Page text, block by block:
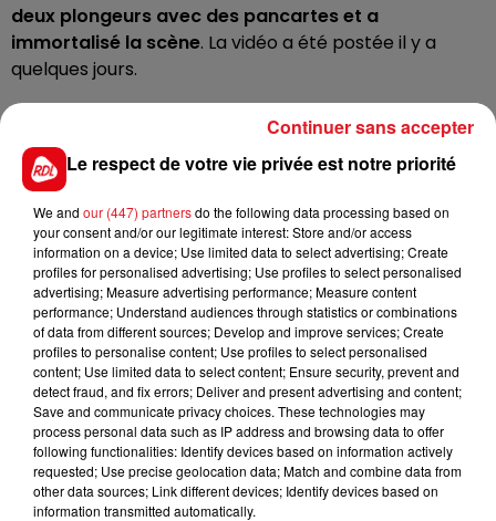
deux plongeurs avec des pancartes et a
immortalisé la scène. La vidéo a été postée il y a
quelques jours.
“Je l’avoue, j'ai versé une petite larme au moment
Le respect de votre vie privée est notre priorité
We and our (447) partnersdo the following data processing based on
your consent and/or our legitimate interest: Store and/or access
information on a device; Use limited data to select advertising; Create
profiles for personalised advertising; Use profiles to select personalised
advertising; Measure advertising performance; Measure content
performance; Understand audiences through statistics or combinations
of data from different sources; Develop and improve services; Create
profiles to personalise content; Use profiles to select personalised
content; Use limited data to select content; Ensure security, prevent and
detect fraud, and fix errors; Deliver and present advertising and content;
Save and communicate privacy choices. These technologies may
process personal data such as IP address and browsing data to offer
following functionalities: Identify devices based on information actively
requested; Use precise geolocation data; Match and combine data from
other data sources; Link different devices; Identify devices based on
information transmitted automatically.
Continuer sans accepter